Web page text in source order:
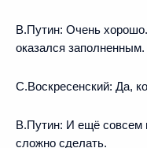
В.Путин: Очень
оказался заполненным.
С.Воскресенский: Да,
В.Путин: И ещё совсем
сложно сделать.